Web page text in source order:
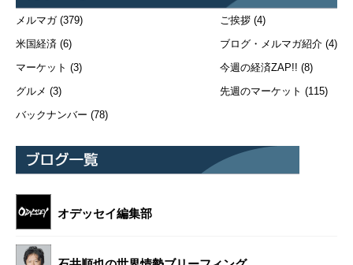
メルマガ(379)
米国経済 (6)
マーケット (3)
グルメ (3)
バックナンバー (78)
ご挨拶 (4)
ブログ・メルマガ紹介 (4)
今週の経済ZAP!! (8)
先週のマーケット (115)
オデッセイ編集部